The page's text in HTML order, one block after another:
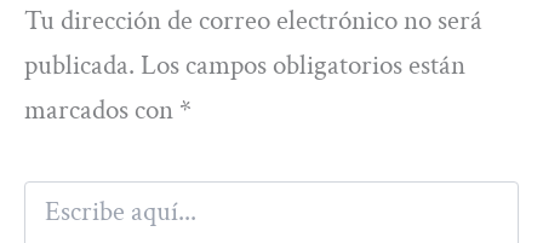
Tu dirección de correo electrónico no será
publicada. Los campos obligatorios están
marcados con *
Escribe
aquí...